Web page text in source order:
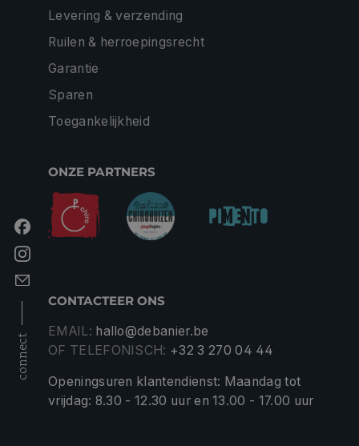
connect
Levering & verzending
Ruilen & herroepingsrecht
Garantie
Sparen
Toegankelijkheid
ONZE PARTNERS
CONTACTEER ONS
EMAIL: hallo@debanier.be
OF TELEFONISCH: +32 3 270 04 44
Openingsuren klantendienst: Maandag tot
vrijdag: 8.30 - 12.30 uur en 13.00 - 17.00 uur